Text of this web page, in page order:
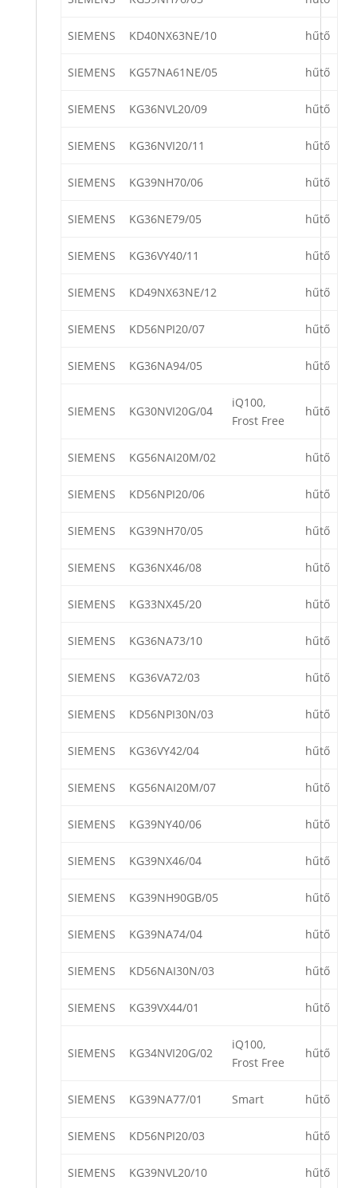
SIEMENS KD40NX63NE/10 hűtő
SIEMENS KG57NA61NE/05 hűtő
SIEMENS KG36NVL20/09 hűtő
SIEMENS KG36NVI20/11 hűtő
SIEMENS KG39NH70/06 hűtő
SIEMENS KG36NE79/05 hűtő
SIEMENS KG36VY40/11 hűtő
SIEMENS KD49NX63NE/12 hűtő
SIEMENS KD56NPI20/07 hűtő
SIEMENS KG36NA94/05 hűtő
SIEMENS KG30NVI20G/04
iQ100,
Frost Free
hűtő
SIEMENS KG56NAI20M/02 hűtő
SIEMENS KD56NPI20/06 hűtő
SIEMENS KG39NH70/05 hűtő
SIEMENS KG36NX46/08 hűtő
SIEMENS KG33NX45/20 hűtő
SIEMENS KG36NA73/10 hűtő
SIEMENS KG36VA72/03 hűtő
SIEMENS KD56NPI30N/03 hűtő
SIEMENS KG36VY42/04 hűtő
SIEMENS KG56NAI20M/07 hűtő
SIEMENS KG39NY40/06 hűtő
SIEMENS KG39NX46/04 hűtő
SIEMENS KG39NH90GB/05 hűtő
SIEMENS KG39NA74/04 hűtő
SIEMENS KD56NAI30N/03 hűtő
SIEMENS KG39VX44/01 hűtő
SIEMENS KG34NVI20G/02
iQ100,
Frost Free
hűtő
SIEMENS KG39NA77/01 Smart hűtő
SIEMENS KD56NPI20/03 hűtő
SIEMENS KG39NVL20/10 hűtő